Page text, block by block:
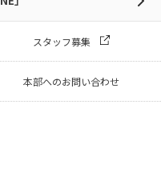
スタッフ募集
本部へのお問い合わせ